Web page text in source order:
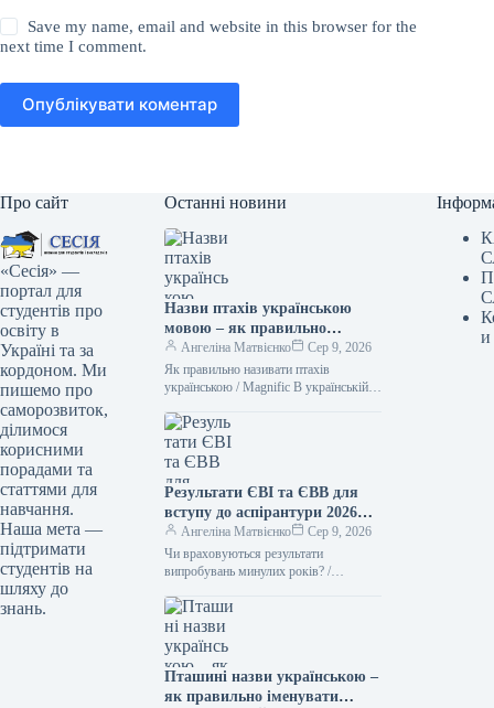
Save my name, email and website in this browser for the
next time I comment.
Опублікувати коментар
Про сайт
«Сесія» —
портал для
студентів про
освіту в
Україні та за
кордоном. Ми
пишемо про
саморозвиток,
ділимося
корисними
порадами та
статтями для
навчання.
Наша мета —
підтримати
студентів на
шляху до
знань.
Останні новини
Назви птахів українською
мовою – як правильно
назвати лелеку, зозулю,
очеретянку
Ангеліна Матвієнко
Сер 9, 2026
Як правильно називати птахів
українською / Magnific В українській
Тому не варто “забруднювати” своє
мовлення…
Результати ЄВІ та ЄВВ для
вступу до аспірантури 2026
рокуАнгеліна Матвієнко
Сер 9, 2026
Чи враховуються результати
випробувань минулих років? /
Поширене запитання серед абітурієнтів
до аспірантури: чи необхідно щорічно
проходити
Пташині назви українською –
як правильно іменувати
и